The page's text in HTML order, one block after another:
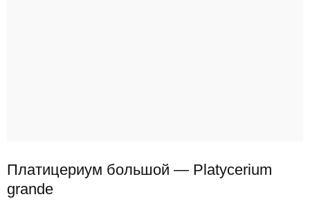
Платицериум большой — Platycerium
grande